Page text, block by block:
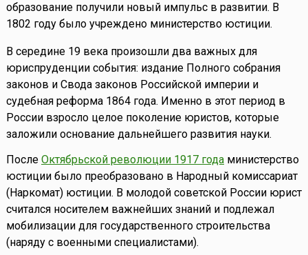
образование получили новый импульс в развитии. В
1802 году было учреждено министерство юстиции.
В середине 19 века произошли два важных для
юриспруденции события: издание Полного собрания
законов и Свода законов Российской империи и
судебная реформа 1864 года. Именно в этот период в
России взросло целое поколение юристов, которые
заложили основание дальнейшего развития науки.
После Октябрьской революции 1917 годаминистерство
юстиции было преобразовано в Народный комиссариат
(Наркомат) юстиции. В молодой советской России юрист
считался носителем важнейших знаний и подлежал
мобилизации для государственного строительства
(наряду с военными специалистами).